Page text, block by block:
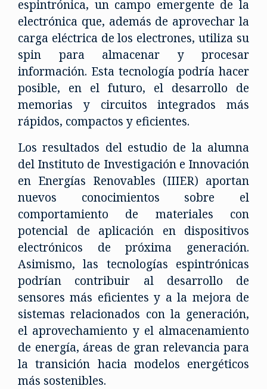
espintrónica, un campo emergente de la
electrónica que, además de aprovechar la
carga eléctrica de los electrones, utiliza su
spin para almacenar y procesar
información. Esta tecnología podría hacer
posible, en el futuro, el desarrollo de
memorias y circuitos integrados más
rápidos, compactos y eficientes.
Los resultados del estudio de la alumna
del Instituto de Investigación e Innovación
en Energías Renovables (IIIER) aportan
nuevos conocimientos sobre el
comportamiento de materiales con
potencial de aplicación en dispositivos
electrónicos de próxima generación.
Asimismo, las tecnologías espintrónicas
podrían contribuir al desarrollo de
sensores más eficientes y a la mejora de
sistemas relacionados con la generación,
el aprovechamiento y el almacenamiento
de energía, áreas de gran relevancia para
la transición hacia modelos energéticos
más sostenibles.